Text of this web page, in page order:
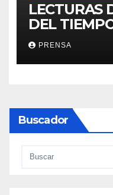
LECTURAS
DEL
PRENSA
Buscador